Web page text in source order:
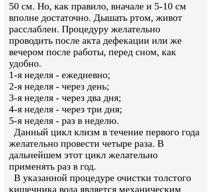
50 см. Но, как правило, вначале и 5-10 см
вполне достаточно. Дышать ртом, живот
расслаблен. Процедуру желательно
проводить после акта дефекации или же
вечером после работы, перед сном, как
удобно.
1-я неделя - ежедневно;
2-я неделя - через день;
3-я неделя - через два дня;
4-я неделя - через три дня;
5-я неделя - раз в неделю.
Данный цикл клизм в течение первого года
желательно провести четыре раза. В
дальнейшем этот цикл желательно
применять раз в год.
В указанной процедуре очистки толстого
кишечника вода является механическим